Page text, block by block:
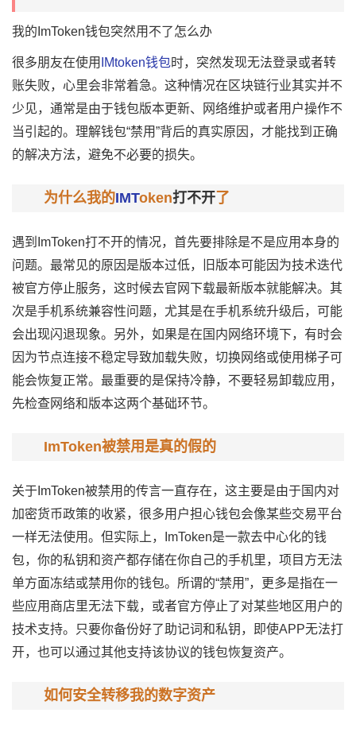
我的 ImToken钱包突然用不了怎么办
很多朋友在使用 IMtoken钱包时，突然发现无法登录或者转
账失败，心里会非常着急。这种情况在区块链行业其实并不
少见，通常是由于钱包版本更新、网络维护或者用户操作不
当引起的。理解钱包“禁用”背后的真实原因，才能找到正确
的解决方法，避免不必要的损失。
为什么我的IMToken打不开 了
遇到ImToken打不开的情况，首先要排除是不是应用本身的
问题。最常见的原因是版本过低，旧版本可能因为技术迭代
被官方停止服务，这时候去官网下载最新版本就能解决。其
次是手机系统兼容性问题，尤其是在手机系统升级后，可能
会出现闪退现象。另外，如果是在国内网络环境下，有时会
因为节点连接不稳定导致加载失败，切换网络或使用梯子可
能会恢复正常。最重要的是保持冷静，不要轻易卸载应用，
先检查网络和版本这两个基础环节。
ImToken被禁用是真的假的
关于ImToken被禁用的传言一直存在，这主要是由于国内对
加密货币政策的收紧，很多用户担心钱包会像某些交易平台
一样无法使用。但实际上，ImToken是一款去中心化的钱
包，你的私钥和资产都存储在你自己的手机里，项目方无法
单方面冻结或禁用你的钱包。所谓的“禁用”，更多是指在一
些应用商店里无法下载，或者官方停止了对某些地区用户的
技术支持。只要你备份好了助记词和私钥，即使APP无法打
开，也可以通过其他支持该协议的钱包恢复资产。
如何安全转移我的数字资产